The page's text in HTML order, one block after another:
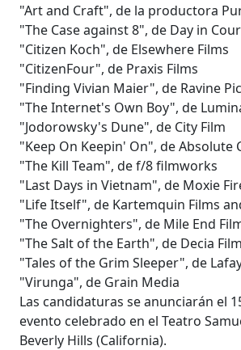
"Art and Craft", de la productora
"The Case against 8", de Day in
"Citizen Koch", de Elsewhere Films
"CitizenFour", de Praxis Films
"Finding Vivian Maier", de Ravine
"The Internet's Own Boy", de
"Jodorowsky's Dune", de City Film
"Keep On Keepin' On", de Absolute
"The Kill Team", de f/8 filmworks
"Last Days in Vietnam", de Moxie
"Life Itself", de Kartemquin Films
"The Overnighters", de Mile End
"The Salt of the Earth", de Decia
"Tales of the Grim Sleeper", de
"Virunga", de Grain Media
Las candidaturas se anunciarán el
evento celebrado en el Teatro
Beverly Hills (California).